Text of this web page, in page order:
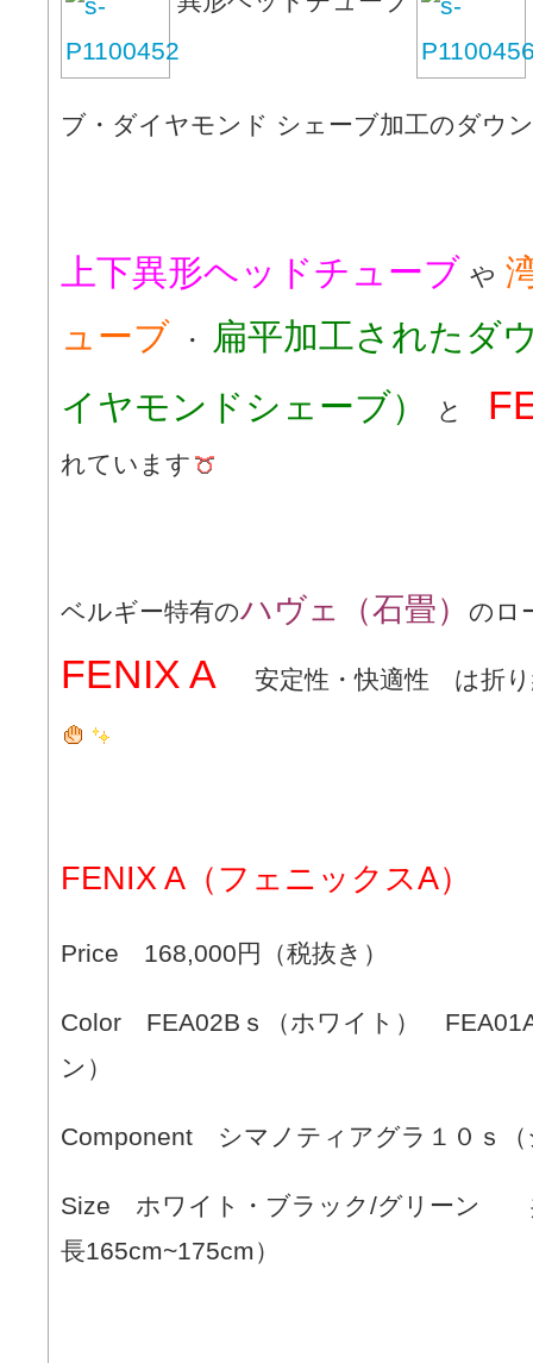
ブ・ダイヤモンド シェーブ加工のダウ
上下異形ヘッドチューブ や
ューブ
・
扁平加工されたダ
イヤモンドシェーブ）
と
れています
ベルギー特有のハヴェ（石畳） のロ
FENIX A 安定性・快適性 は折
FENIX A（フェニックスA）
Price 168,000円（税抜き）
Color FEA02Bｓ（ホワイト）
ン）
Component シマノティアグラ１０ｓ（
Size ホワイト・ブラック/グリーン
長165cm~175cm）